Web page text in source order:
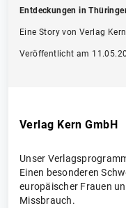
Entdeckungen in
Eine Story von Verlag
Veröffentlicht am
Verlag Kern GmbH
Unser
Einen besonderen
europäischer Frauen
Missbrauch.